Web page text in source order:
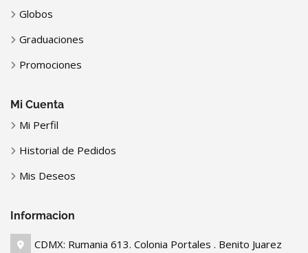
Globos
Graduaciones
Promociones
Mi Cuenta
Mi Perfil
Historial de Pedidos
Mis Deseos
Informacion
CDMX: Rumania 613. Colonia Portales . Benito Juarez